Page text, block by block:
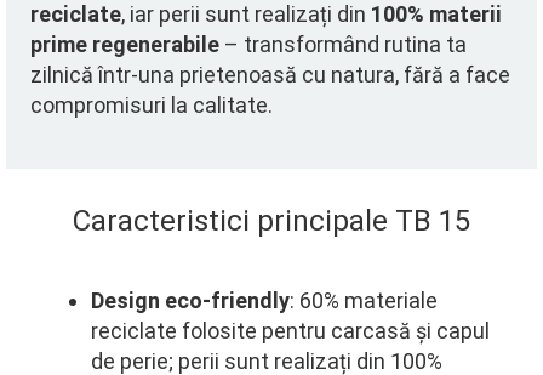
reciclate, iar perii sunt realizați din 100% materii
prime regenerabile – transformând rutina ta
zilnică într-una prietenoasă cu natura, fără a face
compromisuri la calitate.
Caracteristici principale TB 15
Design eco-friendly: 60% materiale
reciclate folosite pentru carcasă și capul
de perie; perii sunt realizați din 100%